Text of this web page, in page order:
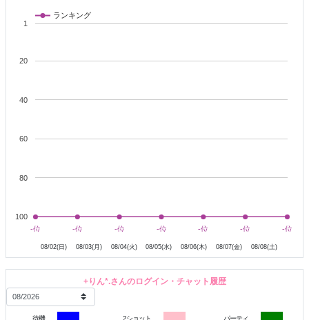
心を込めて返信させていただきます(´；ω；`)！
ランキング
8月2日 8月3日 8月4日 8月5日 8月6日 8月7日
1
20
40
60
80
100
-位
-位 -位
-位 -位
-位 -位
-位 -位
-位 -位
-位 -位
-位
08/02(日) 08/03(月) 08/04(火) 08/05(水) 08/06(木) 08/07(金) 08/08(土)
+りん*.さんのログイン・チャット履歴
待機 2ショット パーティ